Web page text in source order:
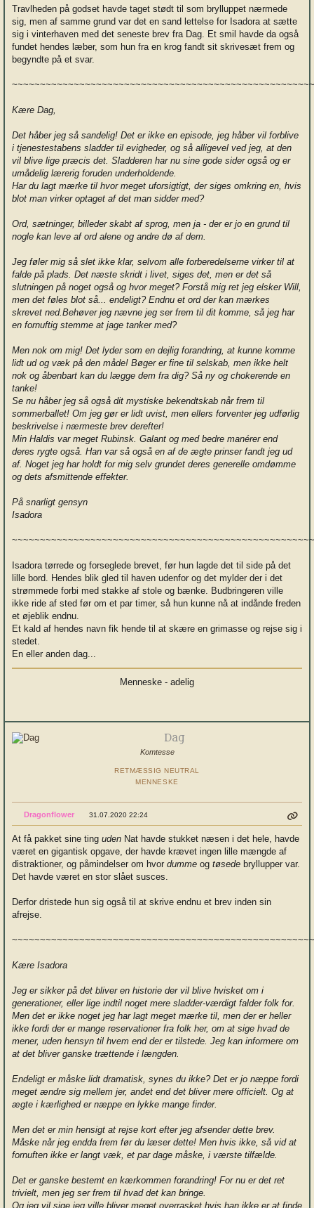
Travlheden på godset havde taget stødt til som brylluppet nærmede
sig, men af samme grund var det en sand lettelse for Isadora at sætte
sig i vinterhaven med det seneste brev fra Dag. Et smil havde da også
fundet hendes læber, som hun fra en krog fandt sit skrivesæt frem og
begyndte på et svar.
Kære Dag,
Det håber jeg så sandelig! Det er ikke en episode, jeg håber vil forblive
i tjenestestabens sladder til evigheder, og så alligevel ved jeg, at den
vil blive lige præcis det. Sladderen har nu sine gode sider også og er
umådelig lærerig foruden underholdende.
Har du lagt mærke til hvor meget uforsigtigt, der siges omkring en, hvis
blot man virker optaget af det man sidder med?
Ord, sætninger, billeder skabt af sprog, men ja - der er jo en grund til
nogle kan leve af ord alene og andre dø af dem.
Jeg føler mig så slet ikke klar, selvom alle forberedelserne virker til at
falde på plads. Det næste skridt i livet, siges det, men er det så
slutningen på noget også og hvor meget? Forstå mig ret jeg elsker Will,
men det føles blot så... endeligt? Endnu et ord der kan mærkes
skrevet ned.Behøver jeg nævne jeg ser frem til dit komme, så jeg har
en fornuftig stemme at jage tanker med?
Men nok om mig! Det lyder som en dejlig forandring, at kunne komme
lidt ud og væk på den måde! Bøger er fine til selskab, men ikke helt
nok og åbenbart kan du lægge dem fra dig? Så ny og chokerende en
tanke!
Se nu håber jeg så også dit mystiske bekendtskab når frem til
sommerballet! Om jeg gør er lidt uvist, men ellers forventer jeg udførlig
beskrivelse i nærmeste brev derefter!
Min Haldis var meget Rubinsk. Galant og med bedre manérer end
deres rygte også. Han var så også en af de ægte prinser fandt jeg ud
af. Noget jeg har holdt for mig selv grundet deres generelle omdømme
og dets afsmittende effekter.
På snarligt gensyn
Isadora
Isadora tørrede og forseglede brevet, før hun lagde det til side på det
lille bord. Hendes blik gled til haven udenfor og det mylder der i det
strømmede forbi med stakke af stole og bænke. Budbringeren ville
ikke ride af sted før om et par timer, så hun kunne nå at indånde freden
et øjeblik endnu.
Et kald af hendes navn fik hende til at skære en grimasse og rejse sig i
stedet.
En eller anden dag...
Menneske - adelig
Dag
Komtesse
RETMÆSSIG NEUTRAL
MENNESKE
Dragonflower 31.07.2020 22:24
At få pakket sine ting uden Nat havde stukket næsen i det hele, havde
været en gigantisk opgave, der havde krævet ingen lille mængde af
distraktioner, og påmindelser om hvor dumme og tøsede bryllupper var.
Det havde været en stor slået susces.
Derfor dristede hun sig også til at skrive endnu et brev inden sin
afrejse.
Kære Isadora
Jeg er sikker på det bliver en historie der vil blive hvisket om i
generationer, eller lige indtil noget mere sladder-værdigt falder folk for.
Men det er ikke noget jeg har lagt meget mærke til, men der er heller
ikke fordi der er mange reservationer fra folk her, om at sige hvad de
mener, uden hensyn til hvem end der er tilstede. Jeg kan informere om
at det bliver ganske trættende i længden.
Endeligt er måske lidt dramatisk, synes du ikke? Det er jo næppe fordi
meget ændre sig mellem jer, andet end det bliver mere officielt. Og at
ægte i kærlighed er næppe en lykke mange finder.
Men det er min hensigt at rejse kort efter jeg afsender dette brev.
Måske når jeg endda frem før du læser dette! Men hvis ikke, så vid at
fornuften ikke er langt væk, et par dage måske, i værste tilfælde.
Det er ganske bestemt en kærkommen forandring! For nu er det ret
trivielt, men jeg ser frem til hvad det kan bringe.
Og jeg vil sige jeg ville bliver meget overrasket hvis han ikke er at finde